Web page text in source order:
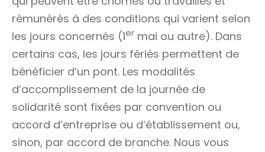
rémunérés à des conditions qui varient selon
les jours concernés (1er mai ou autre). Dans
certains cas, les jours fériés permettent de
bénéficier d’un pont. Les modalités
d’accomplissement de la journée de
solidarité sont fixées par convention ou
accord d’entreprise ou d’établissement ou,
sinon, par accord de branche. Nous vous